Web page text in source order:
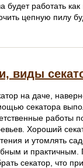
будет работать
цепную пилу
виды
на даче,
секатора
работы
Хороший
и утомлять
и практичным.
секатор, что